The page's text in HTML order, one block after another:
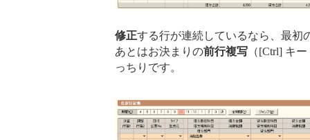
修正する行が連続しているなら、最初
あとはお決まりの前行複写 （[Ctrl] キ
っちりです。